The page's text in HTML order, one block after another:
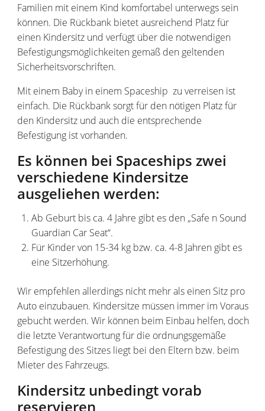
Familien mit einem Kind komfortabel unterwegs sein
können. Die Rückbank bietet ausreichend Platz für
einen Kindersitz und verfügt über die notwendigen
Befestigungsmöglichkeiten gemäß den geltenden
Sicherheitsvorschriften.
Mit einem Baby in einem Spaceship zu verreisen ist
einfach. Die Rückbank sorgt für den nötigen Platz für
den Kindersitz und auch die entsprechende
Befestigung ist vorhanden.
Es können bei Spaceships zwei
verschiedene Kindersitze
ausgeliehen werden:
Ab Geburt bis ca. 4 Jahre gibt es den „Safe n Sound
Guardian Car Seat“.
Für Kinder von 15-34 kg bzw. ca. 4-8 Jahren gibt es
eine Sitzerhöhung.
Wir empfehlen allerdings nicht mehr als einen Sitz pro
Auto einzubauen. Kindersitze müssen immer im Voraus
gebucht werden. Wir können beim Einbau helfen, doch
die letzte Verantwortung für die ordnungsgemäße
Befestigung des Sitzes liegt bei den Eltern bzw. beim
Mieter des Fahrzeugs.
Kindersitz unbedingt vorab
reservieren